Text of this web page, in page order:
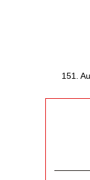
151
.